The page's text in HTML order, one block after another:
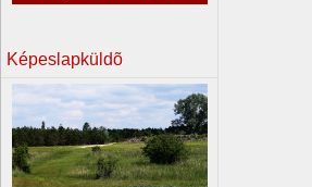
Képeslapküldõ